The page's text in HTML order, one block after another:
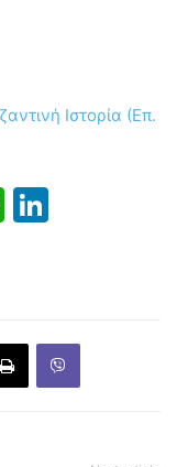
Ιστορία (Επ.
WhatsApp